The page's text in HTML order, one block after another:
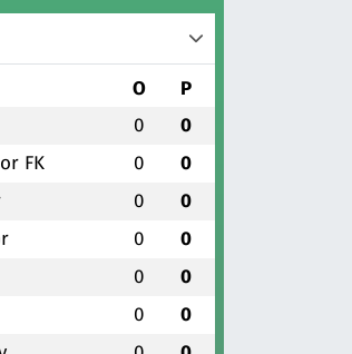
O P
0 0
FK 0 0
0 0
0 0
0 0
0 0